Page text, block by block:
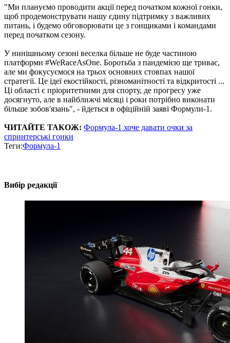
"Ми плануємо проводити акції перед початком кожної гонки,
щоб продемонструвати нашу єдину підтримку з важливих
питань, і будемо обговорювати це з гонщиками і командами
перед початком сезону.
У нинішньому сезоні веселка більше не буде частиною
платформи #WeRaceAsOne. Боротьба з пандемією ще триває,
але ми фокусуємося на трьох основних стовпах нашої
стратегії. Це ідеї екостійкості, різноманітності та відкритості ...
Ці області є пріоритетними для спорту, де прогресу уже
досягнуто, але в найближчі місяці і роки потрібно виконати
більше зобов'язань", - йдеться в офіційній заяві Формули-1.
ЧИТАЙТЕ ТАКОЖ: Формула-1 хоче давати очки за
спринтерські гонки
Теги:Формула-1
Вибір редакції